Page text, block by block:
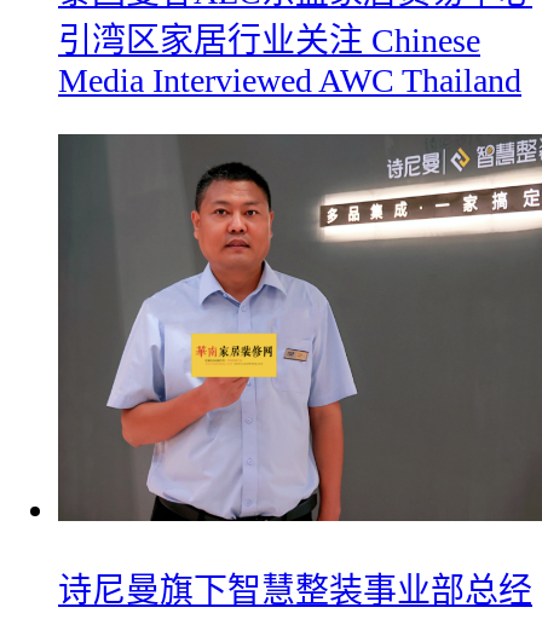
引湾区家居行业关注 Chinese
Media Interviewed AWC Thailand
诗尼曼旗下智慧整装事业部总经